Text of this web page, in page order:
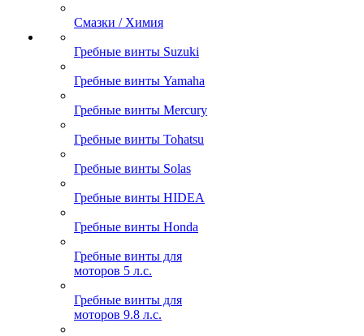
Смазки / Химия
Гребные винты Suzuki
Гребные винты Yamaha
Гребные винты Mercury
Гребные винты Tohatsu
Гребные винты Solas
Гребные винты HIDEA
Гребные винты Honda
Гребные винты для
моторов 5 л.с.
Гребные винты для
моторов 9.8 л.с.